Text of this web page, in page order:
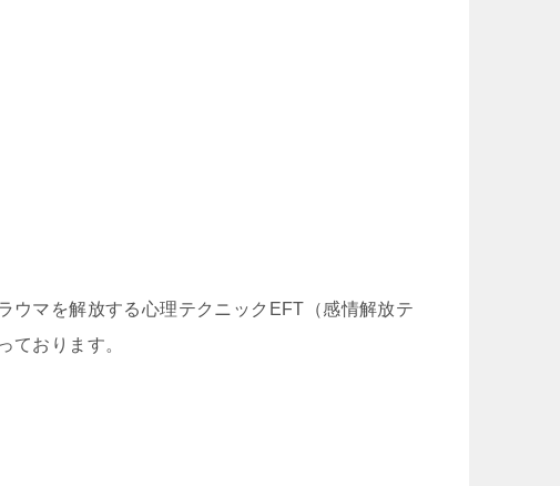
ウマを解放する心理テクニックEFT（感情解放テ
ております。